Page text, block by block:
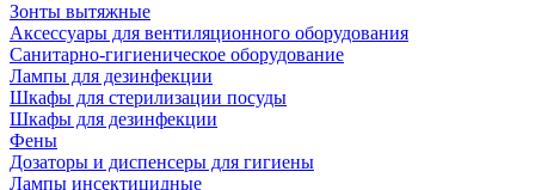
Зонты вытяжные
Аксессуары для вентиляционного оборудования
Санитарно-гигиеническое оборудование
Лампы для дезинфекции
Шкафы для стерилизации посуды
Шкафы для дезинфекции
Фены
Дозаторы и диспенсеры для гигиены
Лампы инсектицидные